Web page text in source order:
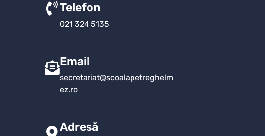
Telefon
021 324 5135
Email
secretariat@scoalapetreghelm
ez.ro
Adresă